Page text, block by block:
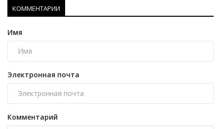
КОММЕНТАРИИ
Имя
Электронная почта
Комментарий